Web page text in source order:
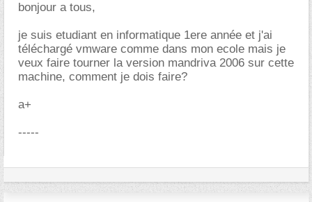
bonjour a tous,
je suis etudiant en informatique 1ere année et j'ai
téléchargé vmware comme dans mon ecole mais je
veux faire tourner la version mandriva 2006 sur cette
machine, comment je dois faire?
a+
-----